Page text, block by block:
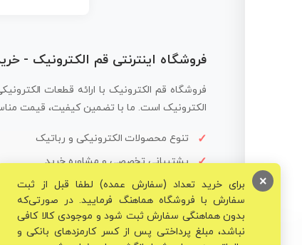
فروشگاه اینترنتی قم الکترونیک -
فروشگاه قم الکترونیک با ارائه قطعات
الکترونیک است. ما با تضمین کیفیت، قیمت
تنوع محصولات الکترونیکی و رباتیک
پشتیبانی تخصصی و مشاوره خرید
© تمامی حقوق برای فروشگاه تخصصی قم الکترونیک محفوظ
برای خرید تعداد (سفارش عمده) لطفا قبل از ثبت
سفارش با فروشگاه هماهنگ فرمایید. در صورتی‌که
بدون هماهنگی سفارش ثبت شود و موجودی کالا کافی
نباشد، مبلغ پرداختی پس از کسر کارمزدهای بانکی و
×